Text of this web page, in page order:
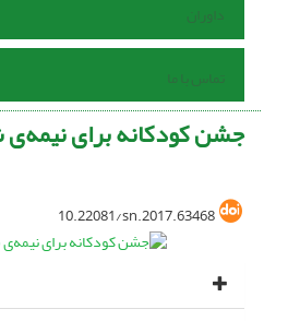
داوران
تماس با ما
جشن کودکانه برای نیمه‌ی
10.22081/sn.2017.63468